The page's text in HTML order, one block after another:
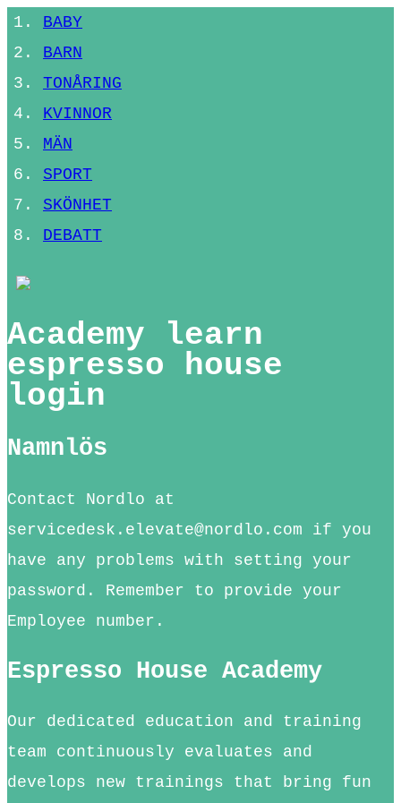
BABY
BARN
TONÅRING
KVINNOR
MÄN
SPORT
SKÖNHET
DEBATT
Academy learn
espresso house
login
Namnlös
Contact Nordlo at
servicedesk.elevate@nordlo.com if you
have any problems with setting your
password. Remember to provide your
Employee number.
Espresso House Academy
Our dedicated education and training
team continuously evaluates and
develops new trainings that bring fun